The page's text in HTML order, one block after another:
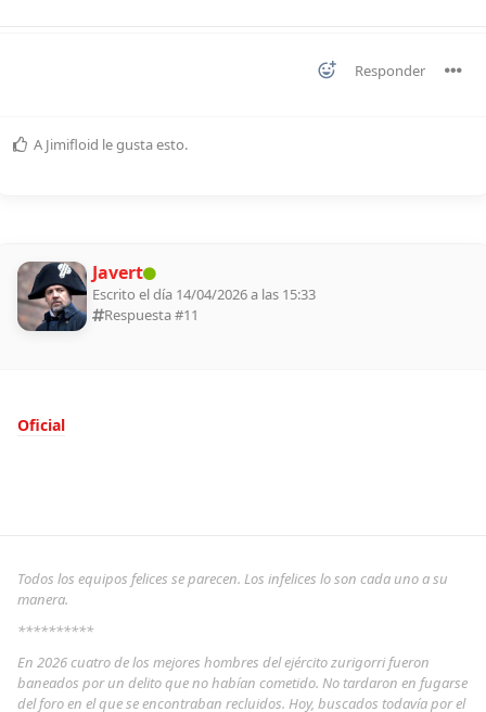
Responder
A Jimifloid le gusta esto.
Javert
Escrito el día 14/04/2026 a las 15:33
Respuesta #11
Oficial
Todos los equipos felices se parecen. Los infelices lo son cada uno a su
manera.
**********
En 2026 cuatro de los mejores hombres del ejército zurigorri fueron
baneados por un delito que no habían cometido. No tardaron en fugarse
del foro en el que se encontraban recluidos. Hoy, buscados todavía por el